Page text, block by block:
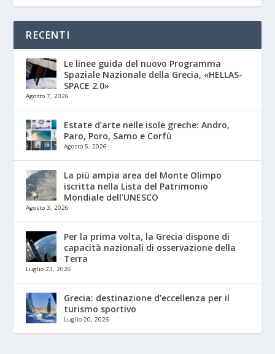
RECENTI
Le linee guida del nuovo Programma
Spaziale Nazionale della Grecia, «HELLAS-
SPACE 2.0»
Agosto 7, 2026
Estate d’arte nelle isole greche: Andro,
Paro, Poro, Samo e Corfù
Agosto 5, 2026
La più ampia area del Monte Olimpo
iscritta nella Lista del Patrimonio
Mondiale dell’UNESCO
Agosto 3, 2026
Per la prima volta, la Grecia dispone di
capacità nazionali di osservazione della
Terra
Luglio 23, 2026
Grecia: destinazione d’eccellenza per il
turismo sportivo
Luglio 20, 2026